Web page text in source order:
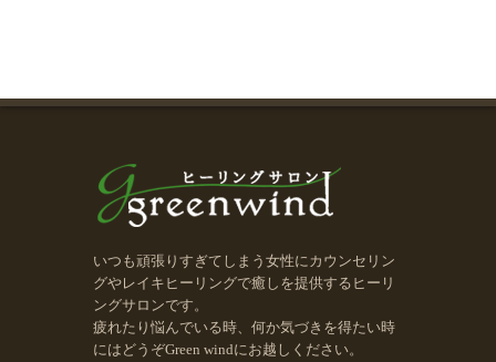
いつも頑張りすぎてしまう女性にカウンセリン
グやレイキヒーリングで癒しを提供するヒーリ
ングサロンです。
疲れたり悩んでいる時、何か気づきを得たい時
にはどうぞGreen windにお越しください。